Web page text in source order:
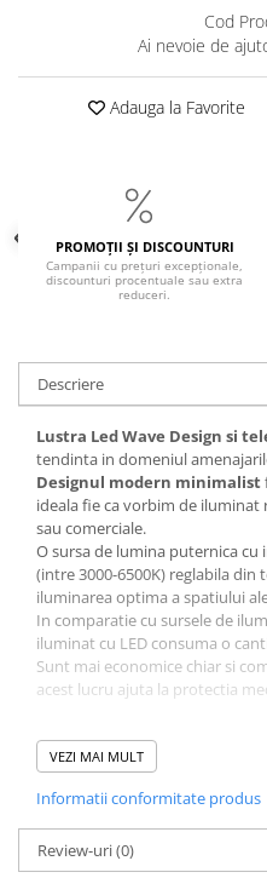
Cod
Ai nevoie de
Adauga la Favorite
PROMOȚII ȘI DISCOUNTURI
Campanii cu prețuri excepționale,
discounturi procentuale sau extra
reduceri.
Descriere
Lustra Led Wave Design si
tendinta in domeniul
Designul modern minimalist
ideala fie ca vorbim de
sau comerciale.
O sursa de lumina puternica
(intre 3000-6500K) reglabila din
iluminarea optima a spatiului
In comparatie cu sursele de
iluminat cu LED consuma o
Sunt mai economice chiar si
acest lucru ajuta la protectia
Alegeti-va modul de
atingere de buton!
Corpul de iluminat poate
intrerupator
telefonului dupa cum
VEZI MAI MULT
Informatii conformitate produs
Review-uri(0)